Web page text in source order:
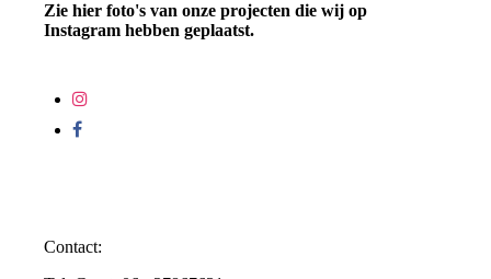
Zie hier foto's van onze projecten die wij op
Instagram hebben geplaatst.
Contact: